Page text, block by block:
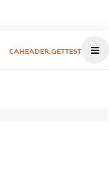
CAHEADER.GETTEST